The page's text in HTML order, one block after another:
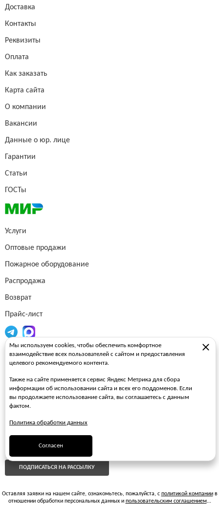
Доставка
Контакты
Реквизиты
Оплата
Как заказать
Карта сайта
О компании
Вакансии
Данные о юр. лице
Гарантии
Статьи
ГОСТы
Услуги
Оптовые продажи
Пожарное оборудование
Распродажа
Возврат
Прайс-лист
Огнетушители
Пожарные стволы
Пожарные шкафы
FAQ
ПОДПИСАТЬСЯ НА РАССЫЛКУ
Оставляя заявки на нашем сайте, ознакомьтесь, пожалуйста, с политикой компаниив
отношении обработки персональных данных и пользовательским соглашением...
Мы используем cookies, чтобы обеспечить комфортное
взаимодействие всех пользователей с сайтом и предоставления
целевого рекомендуемого контента.
Также на сайте применяется сервис Яндекс Метрика для сбора
информации об использовании сайта и всех его поддоменов. Если
вы продолжаете использование сайта, вы соглашаетесь с данным
фактом.
Политика обработки данных
Согласен